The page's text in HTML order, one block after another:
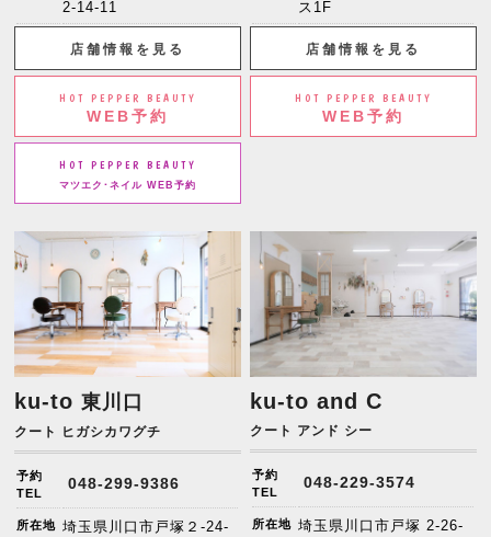
2-14-11
店舗情報を見る
HOT PEPPER BEAUTY
WEB予約
HOT PEPPER BEAUTY
マツエク･ネイル WEB予約
ス1F
店舗情報を見る
HOT PEPPER BEAUTY
WEB予約
ku-to東川口
クート ヒガシカワグチ
予約
TEL
048-299-9386
所在地 埼玉県川口市戸塚２-24-
ku-to and C
クート アンド シー
予約
TEL
048-229-3574
所在地 埼玉県川口市戸塚 2-26-